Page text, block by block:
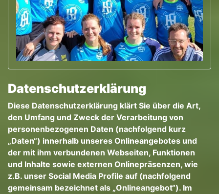
Datenschutzerklärung
Diese Datenschutzerklärung klärt Sie über die Art,
den Umfang und Zweck der Verarbeitung von
personenbezogenen Daten (nachfolgend kurz
„Daten“) innerhalb unseres Onlineangebotes und
der mit ihm verbundenen Webseiten, Funktionen
und Inhalte sowie externen Onlinepräsenzen, wie
z.B. unser Social Media Profile auf (nachfolgend
gemeinsam bezeichnet als „Onlineangebot“). Im